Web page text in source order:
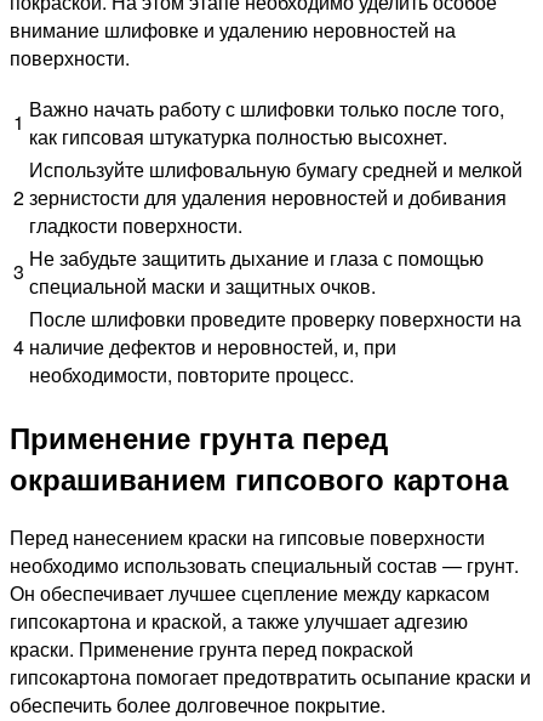
внимание шлифовке и удалению неровностей на
поверхности.
1 Важно начать работу с шлифовки только после того,
как гипсовая штукатурка полностью высохнет.
2
Используйте шлифовальную бумагу средней и мелкой
зернистости для удаления неровностей и добивания
гладкости поверхности.
3 Не забудьте защитить дыхание и глаза с помощью
специальной маски и защитных очков.
4
После шлифовки проведите проверку поверхности на
наличие дефектов и неровностей, и, при
необходимости, повторите процесс.
Применение грунта перед
окрашиванием гипсового картона
Перед нанесением краски на гипсовые поверхности
необходимо использовать специальный состав — грунт.
Он обеспечивает лучшее сцепление между каркасом
гипсокартона и краской, а также улучшает адгезию
краски. Применение грунта перед покраской
гипсокартона помогает предотвратить осыпание краски и
обеспечить более долговечное покрытие.